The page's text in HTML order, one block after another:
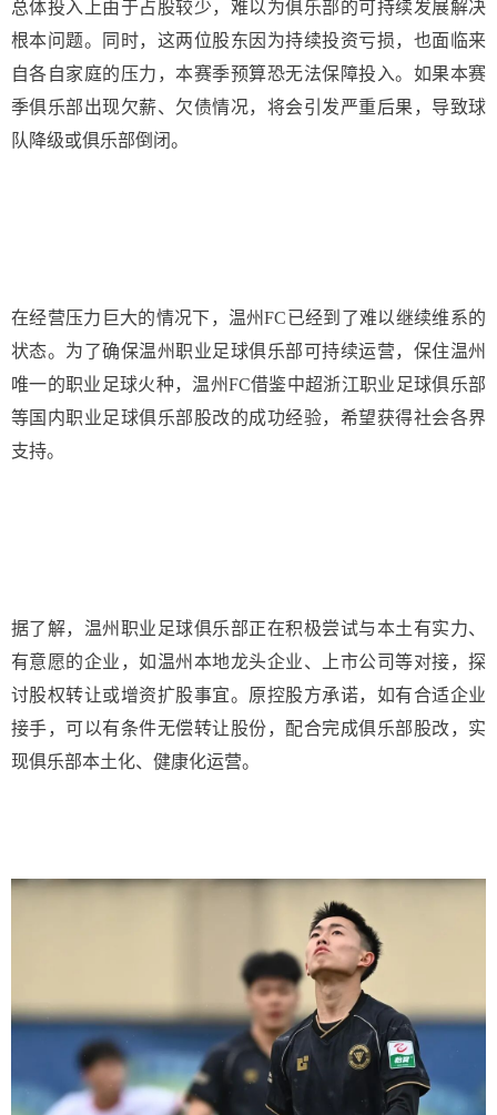
总体投入上由于占股较少，难以为俱乐部的可持续发展解决
根本问题。同时，这两位股东因为持续投资亏损，也面临来
自各自家庭的压力，本赛季预算恐无法保障投入。如果本赛
季俱乐部出现欠薪、欠债情况，将会引发严重后果，导致球
队降级或俱乐部倒闭。
在经营压力巨大的情况下，温州FC已经到了难以继续维系的
状态。为了确保温州职业足球俱乐部可持续运营，保住温州
唯一的职业足球火种，温州FC借鉴中超浙江职业足球俱乐部
等国内职业足球俱乐部股改的成功经验，希望获得社会各界
支持。
据了解，温州职业足球俱乐部正在积极尝试与本土有实力、
有意愿的企业，如温州本地龙头企业、上市公司等对接，探
讨股权转让或增资扩股事宜。原控股方承诺，如有合适企业
接手，可以有条件无偿转让股份，配合完成俱乐部股改，实
现俱乐部本土化、健康化运营。